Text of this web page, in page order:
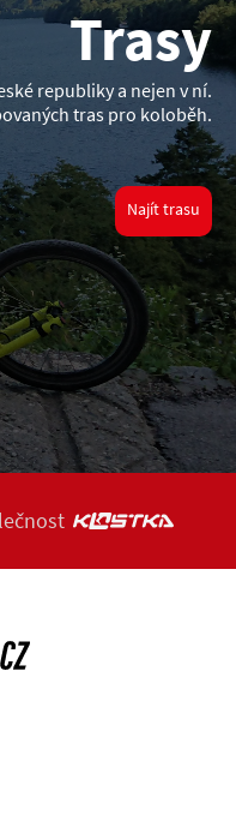
Trasy
republiky a nejen v ní.
tras pro koloběh.
Najít trasu